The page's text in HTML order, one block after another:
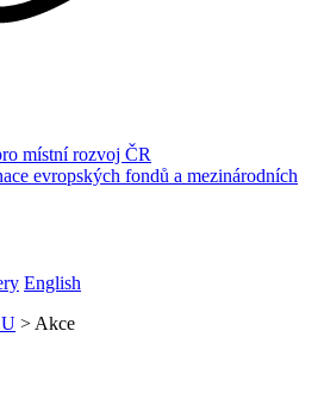
místní rozvoj ČR
evropských fondů a mezinárodních
English
> Akce